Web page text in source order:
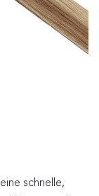
schnelle,